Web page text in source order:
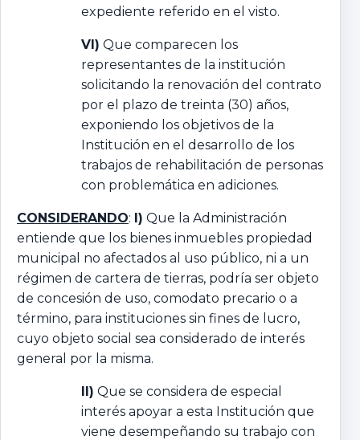
expediente referido en el visto.
VI) Que comparecen los
representantes de la institución
solicitando la renovación del contrato
por el plazo de treinta (30) años,
exponiendo los objetivos de la
Institución en el desarrollo de los
trabajos de rehabilitación de personas
con problemática en adiciones.
CONSIDERANDO: I) Que la Administración
entiende que los bienes inmuebles propiedad
municipal no afectados al uso público, ni a un
régimen de cartera de tierras, podría ser objeto
de concesión de uso, comodato precario o a
término, para instituciones sin fines de lucro,
cuyo objeto social sea considerado de interés
general por la misma.
II) Que se considera de especial
interés apoyar a esta Institución que
viene desempeñando su trabajo con